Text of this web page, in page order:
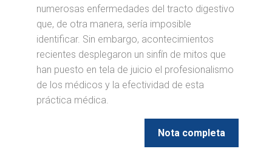
numerosas enfermedades del tracto digestivo
que, de otra manera, sería imposible
identificar. Sin embargo, acontecimientos
recientes desplegaron un sinfín de mitos que
han puesto en tela de juicio el profesionalismo
de los médicos y la efectividad de esta
práctica médica.
Nota completa